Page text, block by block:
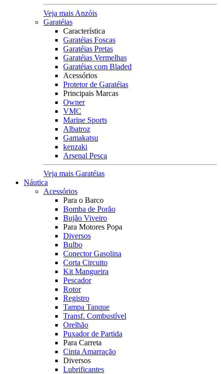
Veja mais Anzóis
Garatéias
Característica
Garatéias Foscas
Garatéias Pretas
Garatéias Vermelhas
Garatéias com Bladed
Acessórios
Protetor de Garatéias
Principais Marcas
Owner
VMC
Marine Sports
Albatroz
Gamakatsu
kenzaki
Arsenal Pesca
Veja mais Garatéias
Náutica
Acessórios
Para o Barco
Bomba de Porão
Bujão Viveiro
Para Motores Popa
Diversos
Bulbo
Conector Gasolina
Corta Circuito
Kit Mangueira
Pescador
Rotor
Registro
Tampa Tanque
Transf. Combustível
Orelhão
Puxador de Partida
Para Carreta
Cinta Amarração
Diversos
Lubrificantes